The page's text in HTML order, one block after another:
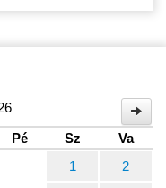
Pé Sz
Va
1
2